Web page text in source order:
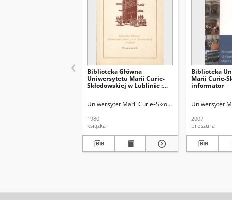
Biblioteka Główna
Uniwersytetu Marii Curie-
Skłodowskiej w Lublinie :
Uniwersytet Marii Curie-Skłodowskiej (Lublin).
1980
książka
Biblioteka
Marii Curie-
informator
Uniwersytet
2007
broszura